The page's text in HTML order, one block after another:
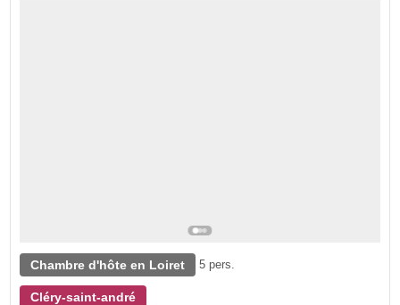
Chambre d'hôte en Loiret 5 pers.
Cléry-saint-andré